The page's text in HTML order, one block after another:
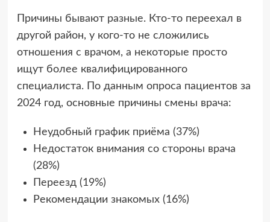
Причины бывают разные. Кто-то переехал в
другой район, у кого-то не сложились
отношения с врачом, а некоторые просто
ищут более квалифицированного
специалиста. По данным опроса пациентов за
2024 год, основные причины смены врача:
Неудобный график приёма (37%)
Недостаток внимания со стороны врача
(28%)
Переезд (19%)
Рекомендации знакомых (16%)